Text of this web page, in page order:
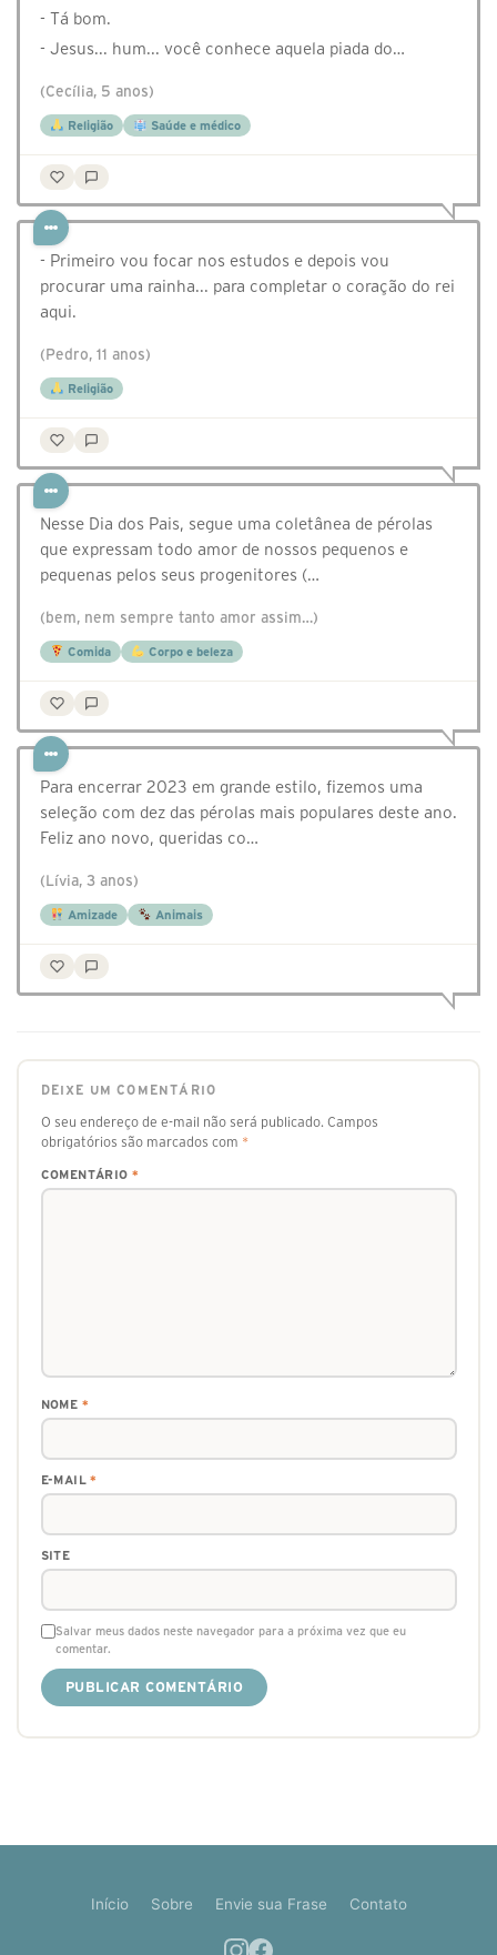
- Tá bom.
- Jesus... hum... você conhece aquela piada do…
(Cecília, 5 anos)
Religião Saúde e médico
- Primeiro vou focar nos estudos e depois vou
procurar uma rainha... para completar o coração do rei
aqui.
(Pedro, 11 anos)
Religião
Nesse Dia dos Pais, segue uma coletânea de pérolas
que expressam todo amor de nossos pequenos e
pequenas pelos seus progenitores (…
(bem, nem sempre tanto amor assim…)
Comida Corpo e beleza
Para encerrar 2023 em grande estilo, fizemos uma
seleção com dez das pérolas mais populares deste ano.
Feliz ano novo, queridas co…
(Lívia, 3 anos)
Amizade Animais
DEIXE UM COMENTÁRIO
O seu endereço de e-mail não será publicado. Campos
obrigatórios são marcados com *
COMENTÁRIO *
NOME *
E-MAIL*
SITE
Salvar meus dados neste navegador para a próxima vez que eu
comentar.
Início Sobre Envie sua Frase Contato